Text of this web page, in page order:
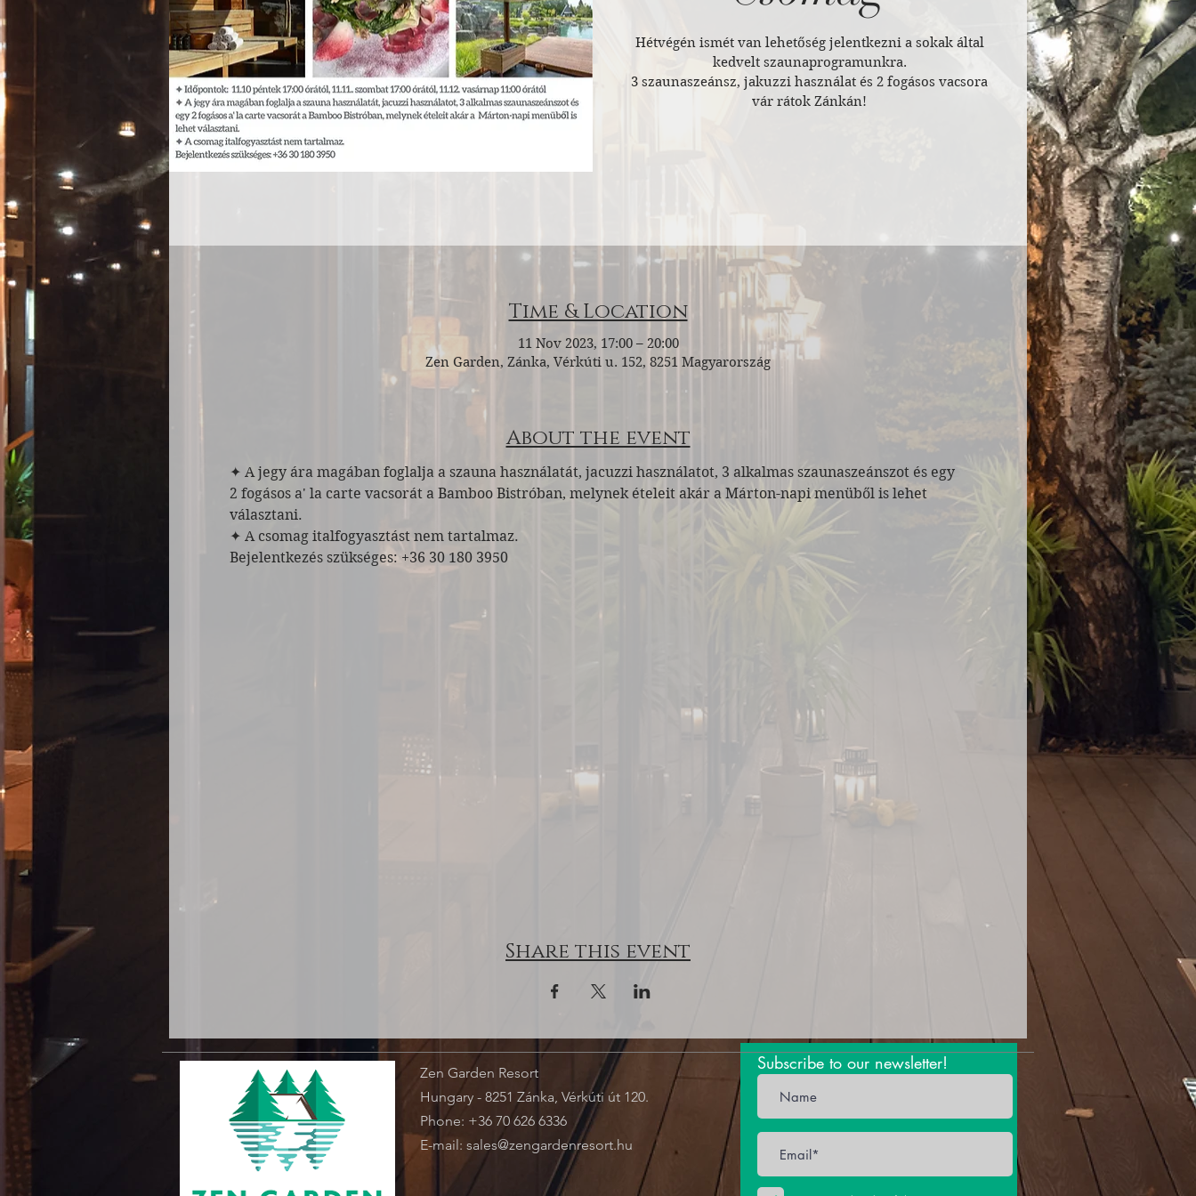
Hétvégén ismét van lehetőség jelentkezni a sokak által
kedvelt szaunaprogramunkra.
3 szaunaszeánsz, jakuzzi használat és 2 fogásos vacsora
vár rátok Zánkán!
Time & Location
11 Nov 2023, 17:00 – 20:00
Zen Garden, Zánka, Vérkúti u. 152, 8251 Magyarország
About the event
✦ A jegy ára magában foglalja a szauna használatát, jacuzzi használatot, 3 alkalmas szaunaszeánszot és egy
2 fogásos a' la carte vacsorát a Bamboo Bistróban, melynek ételeit akár a Márton-napi menüből is lehet
választani.
✦ A csomag italfogyasztást nem tartalmaz.
Bejelentkezés szükséges: +36 30 180 3950
Share this event
Zen Garden Resort
Hungary - 8251 Zánka, Vérkúti út 120.
Phone: +36 70 626 6336
E-mail: sales@zengardenresort.hu
Subscribe to our newsletter!